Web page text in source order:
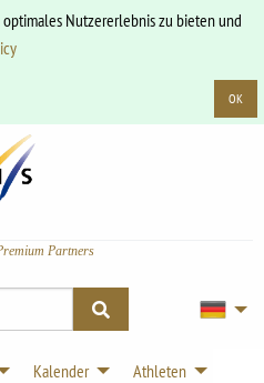
Nutzererlebnis zu bieten und
OK
Partners
Kalender
Athleten